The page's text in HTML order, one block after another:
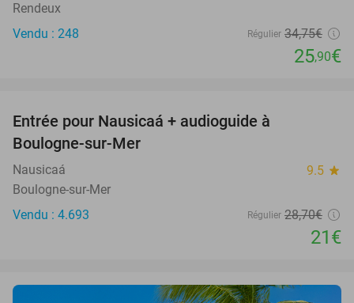
Rendeux
Vendu : 248
Régulier 34,75€
25,90€
Entrée pour Nausicaá + audioguide à
Boulogne-sur-Mer
Nausicaá 9.5 star
Boulogne-sur-Mer
Vendu : 4.693
Régulier 28,70€
21€